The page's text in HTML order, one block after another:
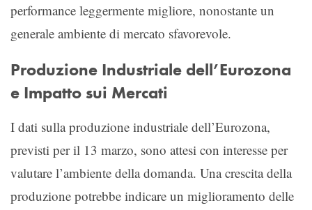
performance leggermente migliore, nonostante un
generale ambiente di mercato sfavorevole.
Produzione Industriale dell’Eurozona
e Impatto sui Mercati
I dati sulla produzione industriale dell’Eurozona,
previsti per il 13 marzo, sono attesi con interesse per
valutare l’ambiente della domanda. Una crescita della
produzione potrebbe indicare un miglioramento delle